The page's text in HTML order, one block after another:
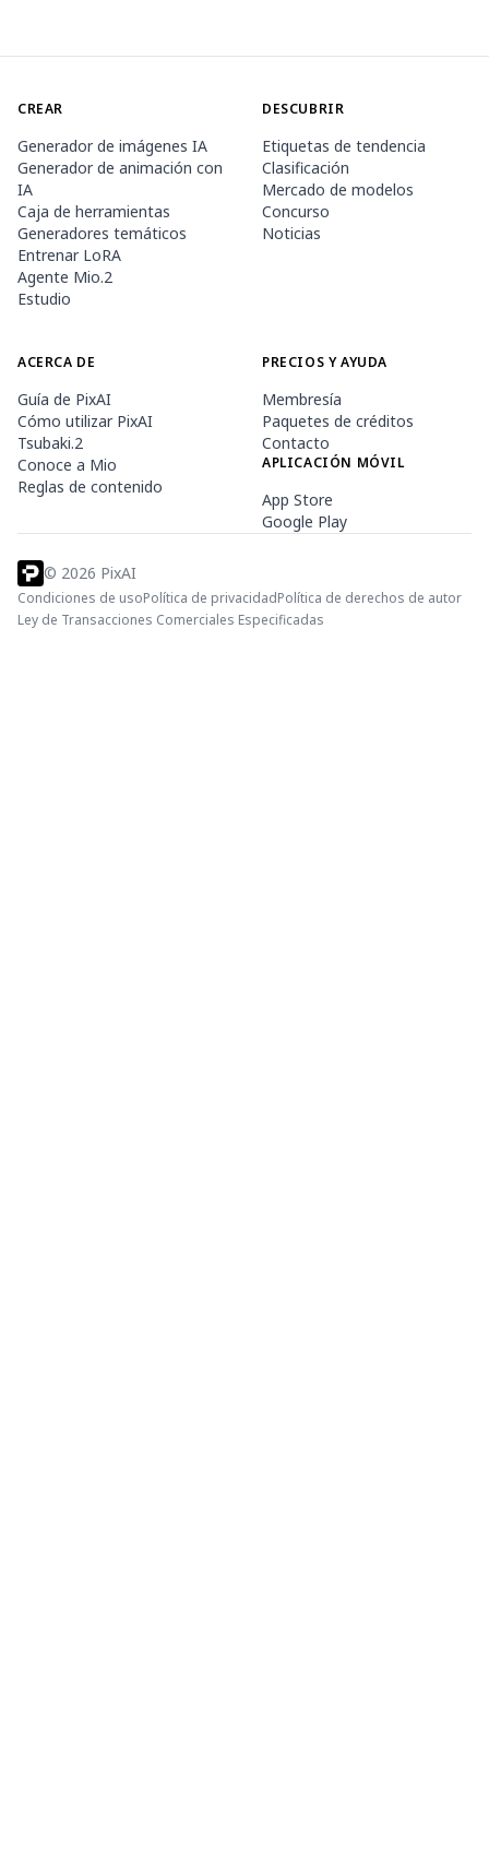
CREAR
Generador de imágenes IA
Generador de animación con
IA
Caja de herramientas
Generadores temáticos
Entrenar LoRA
Agente Mio.2
Estudio
DESCUBRIR
Etiquetas de tendencia
Clasificación
Mercado de modelos
Concurso
Noticias
ACERCA DE
Guía de PixAI
Cómo utilizar PixAI
Tsubaki.2
Conoce a Mio
Reglas de contenido
PRECIOS Y AYUDA
Membresía
Paquetes de créditos
Contacto
APLICACIÓN MÓVIL
App Store
Google Play
© 2026 PixAI
Condiciones de usoPolítica de privacidadPolítica de derechos de autor
Ley de Transacciones Comerciales Especificadas